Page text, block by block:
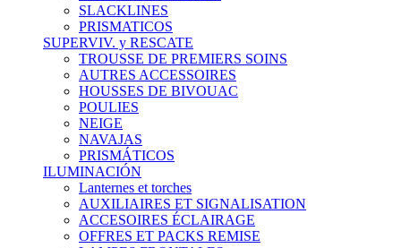
SLACKLINES
PRISMATICOS
SUPERVIV. y RESCATE
TROUSSE DE PREMIERS SOINS
AUTRES ACCESSOIRES
HOUSSES DE BIVOUAC
POULIES
NEIGE
NAVAJAS
PRISMÁTICOS
ILUMINACIÓN
Lanternes et torches
AUXILIAIRES ET SIGNALISATION
ACCESOIRES ÉCLAIRAGE
OFFRES ET PACKS REMISE